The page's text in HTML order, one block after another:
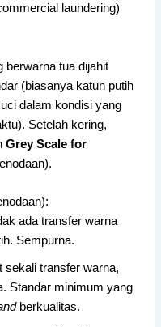
laundering)
berwarna tua dijahit
(biasanya katun putih
dalam kondisi yang
Setelah kering,
Grey Scale for
ada transfer warna
Sempurna.
sekali transfer warna,
Standar minimum yang
berkualitas.